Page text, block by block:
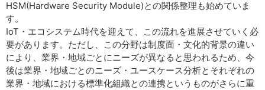
HSM(Hardware Security Module)との関係整理も始めていま
す。
IoT・エコシステム時代を迎えて、この流れを進展させていく必
要があります。ただし、この分野は制度面・文化的背景の違い
により、業界・地域ごとにニーズが異なると思われるため、今
後は業界・地域ごとのニーズ・ユースケース分析とそれぞれの
業界・地域における標準化組織との連携というものがさらに重